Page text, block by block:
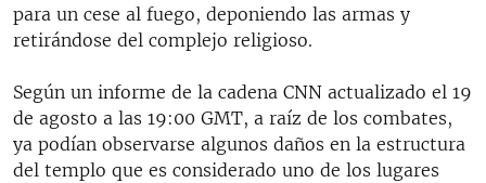
búsqueda
OPINIÓN GRÁFICA
AUDIOVISUALES MARTÍ
RADIO MARTÍ
ESPECIALES
ESPECIALES
MULTIMEDIA
para un cese al fuego, deponiendo las armas y
retirándose del complejo religioso.
Según un informe de la cadena CNN actualizado el 19
de agosto a las 19:00 GMT, a raíz de los combates,
ya podían observarse algunos daños en la estructura
del templo que es considerado uno de los lugares